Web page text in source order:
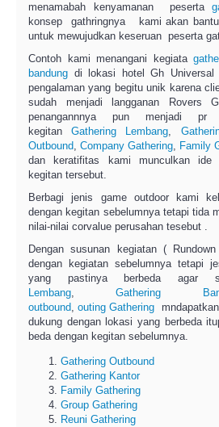
menamabah kenyamanan peserta
konsep gathringnya kami akan
untuk mewujudkan keseruan peserta
Contoh kami menangani kegiata
bandung di lokasi hotel Gh
pengalaman yang begitu unik karena
sudah menjadi langganan Rovers
penangannnya pun menjadi
kegitanGathering Lembang,
Outbound, Company Gathering, Family
dan keratifitas kami munculkan ide
kegitan tersebut.
Berbagi jenis game outdoor kami
dengan kegitan sebelumnya tetapi tida
nilai-nilai corvalue perusahan tesebut .
Dengan susunan kegiatan (
dengan kegiatan sebelumnya tetapi
yang pastinya berbeda agar
Lembang,Gathering
outbound,outing Gathering
dukung dengan lokasi yang berbeda
beda dengan kegitan sebelumnya.
Gathering Outbound
Gathering Kantor
Family Gathering
Group Gathering
Reuni Gathering